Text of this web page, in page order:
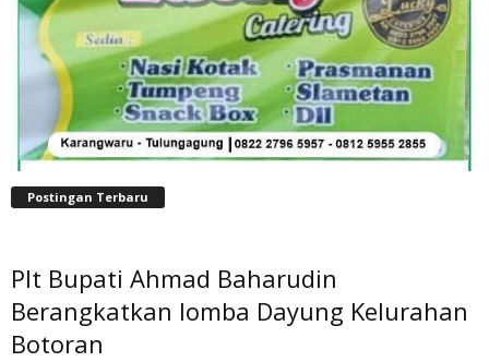
Postingan Terbaru
Plt Bupati Ahmad Baharudin
Berangkatkan lomba Dayung Kelurahan
Botoran